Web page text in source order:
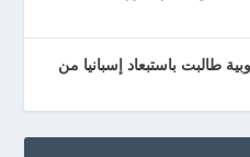
طالبت باستبعاد إسبانيا من